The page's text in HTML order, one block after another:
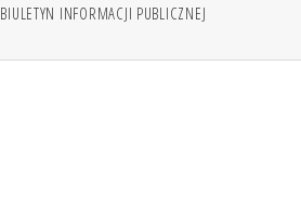
BIULETYN INFORMACJI PUBLICZNEJ